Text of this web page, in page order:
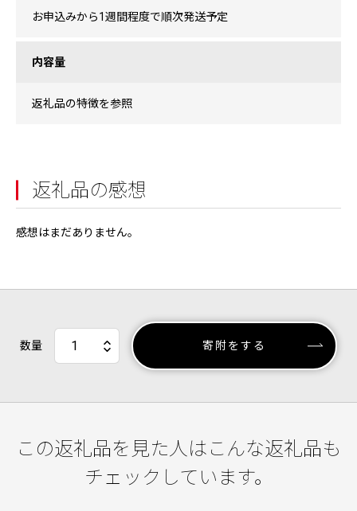
お申込みから1週間程度で順次発送予定
内容量
返礼品の特徴を参照
返礼品の感想
感想はまだありません。
数量 寄附をする
この返礼品を見た人はこんな返礼品も
チェックしています。